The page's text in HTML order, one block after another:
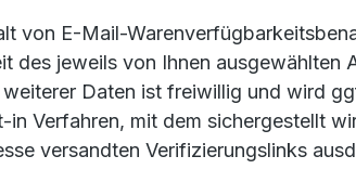
von E-Mail-
des jeweils von Ihnen
Daten ist freiwillig und wird
Verfahren, mit dem sichergestellt
versandten Verifizierungslinks